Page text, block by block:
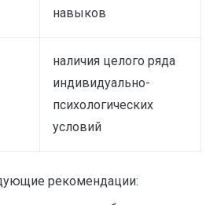
навыков
наличия целого ряда
индивидуально-
психологических
условий
рекомендации: